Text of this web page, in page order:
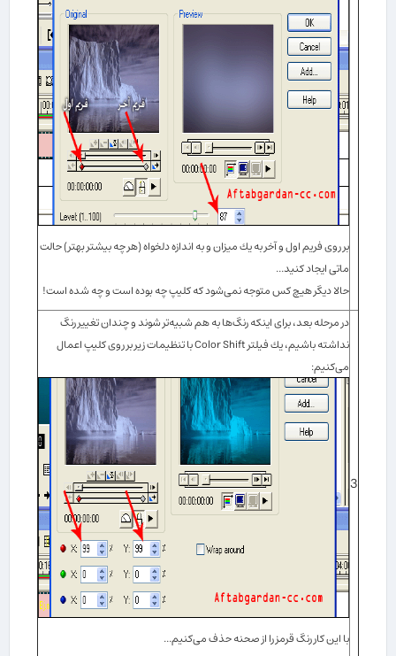
بر روی فریم اول و آخر به یك میزان و به اندازه دلخواه (هر چه بیشتر بهتر) حالت
ماتی ایجاد كنید...
حالا دیگر هیچ كس متوجه نمی‌شود كه كلیپ چه بوده است و چه شده است!
3
در مرحله بعد، برای اینكه رنگ‌ها به هم شبیه‌تر شوند و چندان تغییر رنگ
نداشته باشیم، یك فیلترColor Shiftبا تنظیمات زیر بر روی كلیپ اعمال
می‌كنیم:
با این كار رنگ قرمز را از صحنه حذف می‌كنیم...